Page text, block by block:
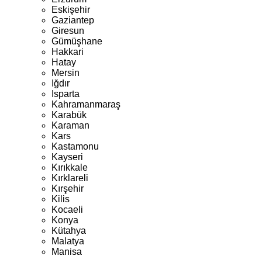
Eskişehir
Gaziantep
Giresun
Gümüşhane
Hakkari
Hatay
Mersin
Iğdır
Isparta
Kahramanmaraş
Karabük
Karaman
Kars
Kastamonu
Kayseri
Kırıkkale
Kırklareli
Kırşehir
Kilis
Kocaeli
Konya
Kütahya
Malatya
Manisa